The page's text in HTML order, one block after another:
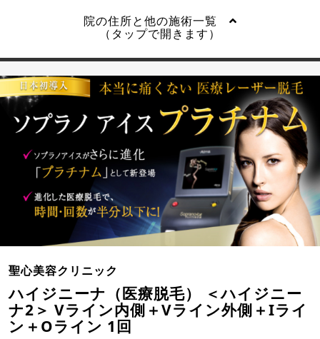
院の住所と他の施術一覧
（タップで開きます）
聖心美容クリニック
ハイジニーナ（医療脱毛） ＜ハイジニー
ナ2＞ Vライン内側＋Vライン外側＋Iライ
ン＋Oライン 1回